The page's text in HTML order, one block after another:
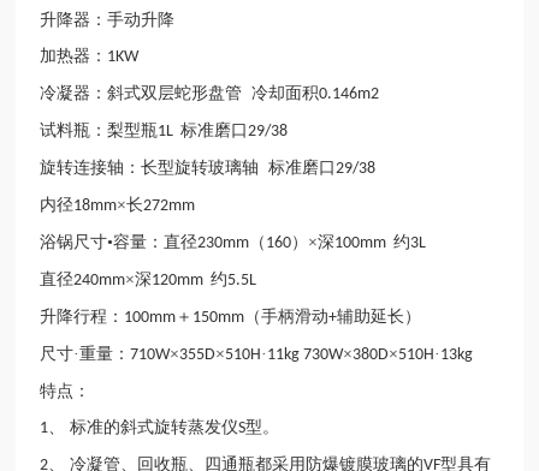
升降器：手动升降
加热器： 1KW
冷凝器：斜式双层蛇形盘管
冷却面积0.146m2
试料瓶：梨型瓶 1L标准磨口 29/38
旋转连接轴：长型旋转玻璃轴
标准磨口 29/38
内径18mm×长272mm
浴锅尺寸•容量：直径230mm （ 160）×深100mm约3L
直径240mm×深120mm约5.5L
升降行程： 100mm ＋ 150mm （手柄滑动+辅助延长）
尺寸·重量：710W×355D×510H · 11kg 730W×380D×510H · 13kg
特点：
1 、 标准的斜式旋转蒸发仪S型。
2 、 冷凝管、回收瓶、四通瓶都采用防爆镀膜玻璃的VF型具有